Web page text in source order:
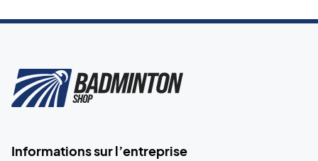
Informations sur l’entreprise